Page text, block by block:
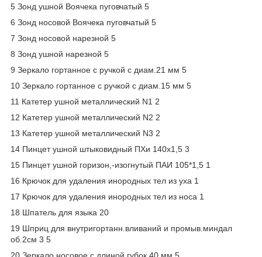
5 Зонд ушной Воячека пуговчатый 5
6 Зонд носовой Воячека пуговчатый 5
7 Зонд носовой нарезной 5
8 Зонд ушной нарезной 5
9 Зеркало гортанное с ручкой с диам.21 мм 5
10 Зеркало гортанное с ручкой с диам.15 мм 5
11 Катетер ушной металлический N1 2
12 Катетер ушной металлический N2 2
13 Катетер ушной металлический N3 2
14 Пинцет ушной штыковидный ПХи 140х1,5 3
15 Пинцет ушной горизон,-изогнутый ПАИ 105*1,5 1
16 Крючок для удаления инородных тел из уха 1
17 Крючок для удаления инородных тел из носа 1
18 Шпатель для языка 20
19 Шприц для внутригортанн.вливаний и промыв.миндал
об.2см 3 5